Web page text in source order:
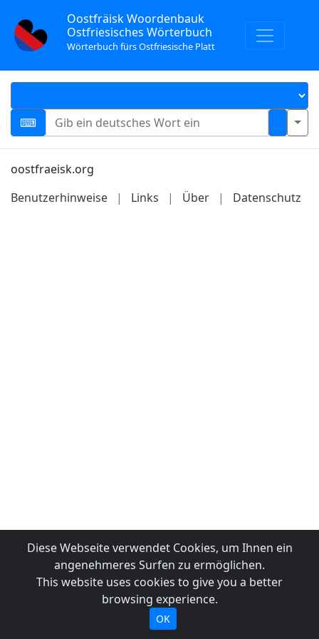
Oostfräisk Woordenbauk
Ostfriesisches Wörterbuch
Wörterbuch fürs Ostfriesische Platt
oostfraeisk.org
Benutzerhinweise
| Links | Über | Datenschutz
Diese Webseite verwendet Cookies, um Ihnen ein
angenehmeres Surfen zu ermöglichen.
This website uses cookies to give you a better
browsing experience.
OK